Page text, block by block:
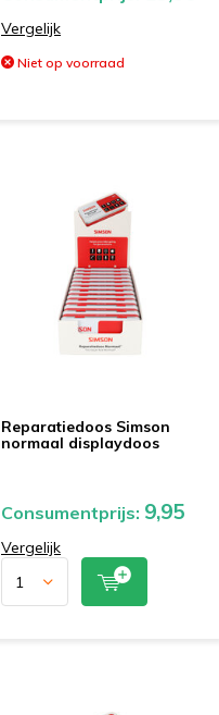
Vergelijk
Niet op voorraad
Reparatiedoos Simson
normaal displaydoos
Consumentprijs: 9,95
Vergelijk